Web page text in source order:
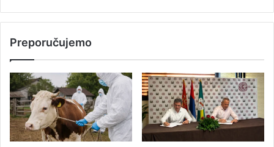
Preporučujemo